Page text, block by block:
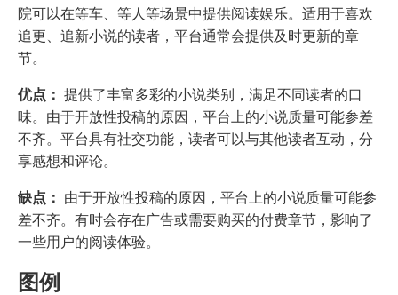
院可以在等车、等人等场景中提供阅读娱乐。适用于喜欢
追更、追新小说的读者，平台通常会提供及时更新的章
节。
优点： 提供了丰富多彩的小说类别，满足不同读者的口
味。由于开放性投稿的原因，平台上的小说质量可能参差
不齐。平台具有社交功能，读者可以与其他读者互动，分
享感想和评论。
缺点：
由于开放性投稿的原因，平台上的小说质量可能参
差不齐。有时会存在广告或需要购买的付费章节，影响了
一些用户的阅读体验。
图例